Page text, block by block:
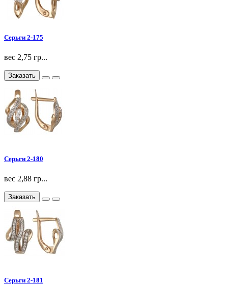
Серьги 2-175
вес 2,75 гр...
Заказать
Серьги 2-180
вес 2,88 гр...
Заказать
Серьги 2-181